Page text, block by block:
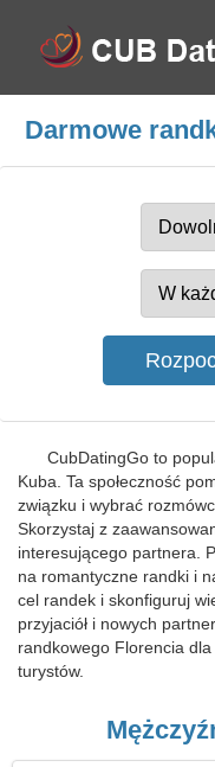
Darmowe
CubDatingGo to
Kuba. Ta społeczność
związku i wybrać
Skorzystaj z
interesującego partnera.
na romantyczne randki i
cel randek i skonfiguruj
przyjaciół i nowych
randkowego Florencia
turystów.